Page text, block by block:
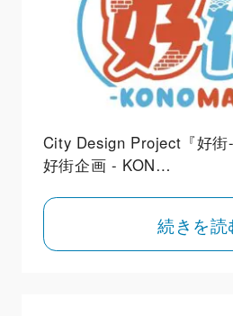
City Design Project『好街-
好街企画 - KON…
続きを読